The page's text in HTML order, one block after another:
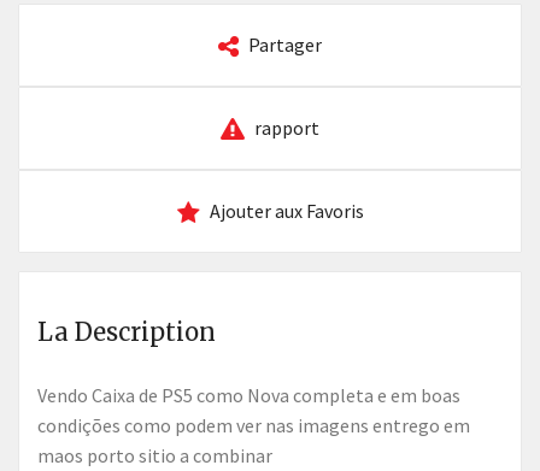
Partager
rapport
Ajouter aux Favoris
La Description
Vendo Caixa de PS5 como Nova completa e em boas
condições como podem ver nas imagens entrego em
maos porto sitio a combinar